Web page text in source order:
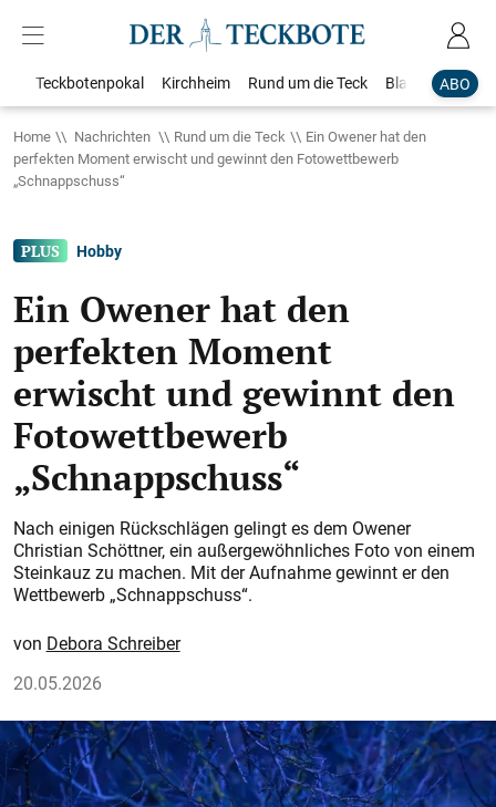
ABO
Teckbotenpokal Kirchheim Rund um die Teck Blaulicht
Home Nachrichten Rund um die Teck
Ein Owener hat den
perfekten Moment erwischt und gewinnt den Fotowettbewerb
„Schnappschuss“
Hobby
Ein Owener hat den
perfekten Moment
erwischt und gewinnt den
Fotowettbewerb
„Schnappschuss“
Nach einigen Rückschlägen gelingt es dem Owener
Christian Schöttner, ein außergewöhnliches Foto von einem
Steinkauz zu machen. Mit der Aufnahme gewinnt er den
Wettbewerb „Schnappschuss“.
Debora Schreiber
20.05.2026